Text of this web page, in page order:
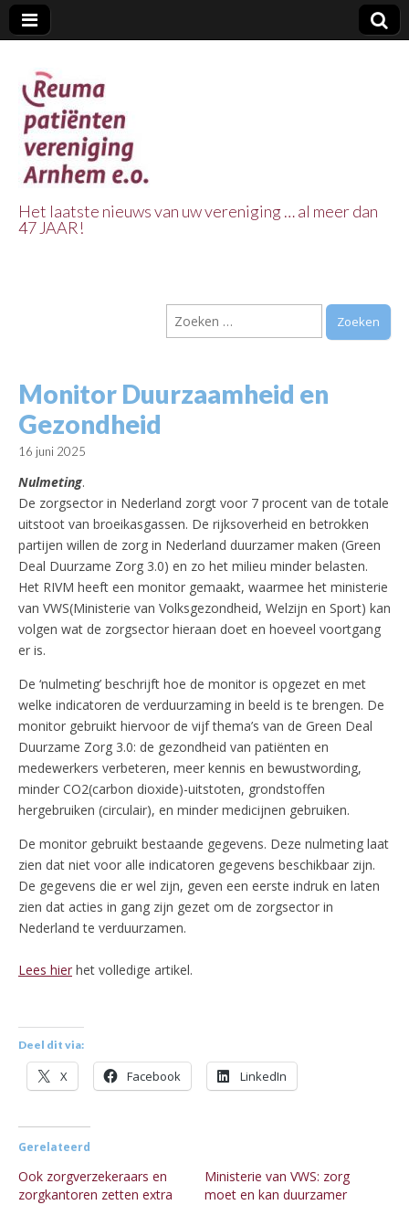
Vereniging
Arnhem e.o.
Het laatste nieuws van uw vereniging … al meer dan
47 JAAR!
Zoeken
naar:
Monitor Duurzaamheid en
Gezondheid
16 juni 2025
Nulmeting.
De zorgsector in Nederland zorgt voor 7 procent van de totale
uitstoot van broeikasgassen. De rijksoverheid en betrokken
partijen willen de zorg in Nederland duurzamer maken (Green
Deal Duurzame Zorg 3.0) en zo het milieu minder belasten.
Het RIVM heeft een monitor gemaakt, waarmee het ministerie
van VWS(Ministerie van Volksgezondheid, Welzijn en Sport) kan
volgen wat de zorgsector hieraan doet en hoeveel voortgang
er is.
De ‘nulmeting’ beschrijft hoe de monitor is opgezet en met
welke indicatoren de verduurzaming in beeld is te brengen. De
monitor gebruikt hiervoor de vijf thema’s van de Green Deal
Duurzame Zorg 3.0: de gezondheid van patiënten en
medewerkers verbeteren, meer kennis en bewustwording,
minder CO2(carbon dioxide)-uitstoten, grondstoffen
hergebruiken (circulair), en minder medicijnen gebruiken.
De monitor gebruikt bestaande gegevens. Deze nulmeting laat
zien dat niet voor alle indicatoren gegevens beschikbaar zijn.
De gegevens die er wel zijn, geven een eerste indruk en laten
zien dat acties in gang zijn gezet om de zorgsector in
Nederland te verduurzamen.
Lees hier het volledige artikel.
Deel dit via:
X Facebook LinkedIn
Gerelateerd
Ook zorgverzekeraars en
zorgkantoren zetten extra
Ministerie van VWS: zorg
moet en kan duurzamer